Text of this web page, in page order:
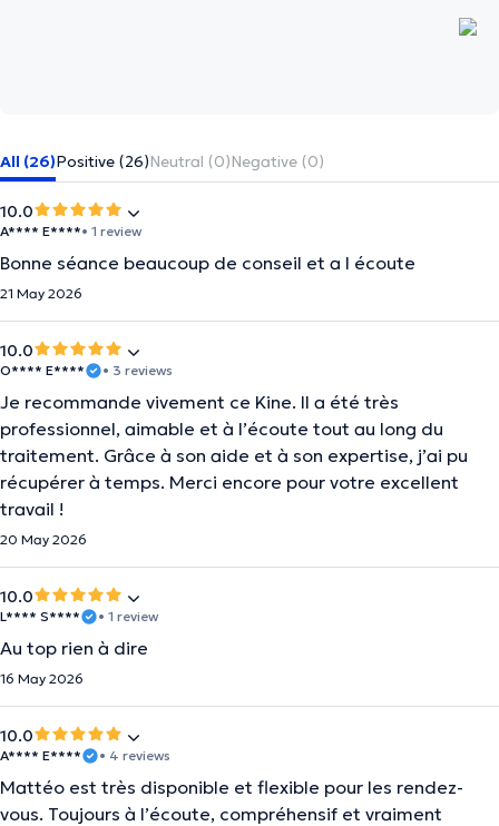
All (26)Positive (26)Neutral (0)Negative (0)
10.0
A**** E****• 1 review
Bonne séance beaucoup de conseil et a l écoute
21 May 2026
10.0
O**** E**** • 3 reviews
Je recommande vivement ce Kine. Il a été très
professionnel, aimable et à l’écoute tout au long du
traitement. Grâce à son aide et à son expertise, j’ai pu
récupérer à temps. Merci encore pour votre excellent
travail !
20 May 2026
10.0
L**** S**** • 1 review
Au top rien à dire
16 May 2026
10.0
A**** E**** • 4 reviews
Mattéo est très disponible et flexible pour les rendez-
vous. Toujours à l’écoute, compréhensif et vraiment